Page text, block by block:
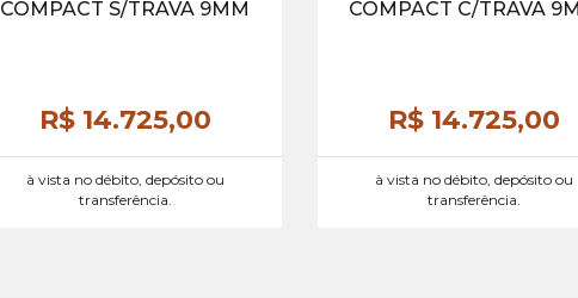
COMPACT S/TRAVA 9MM
R$ 14.725,00
à vista no débito, depósito ou
transferência.
COMPACT C/TRAVA
R$ 14.725,00
à vista no débito, depósito ou
transferência.